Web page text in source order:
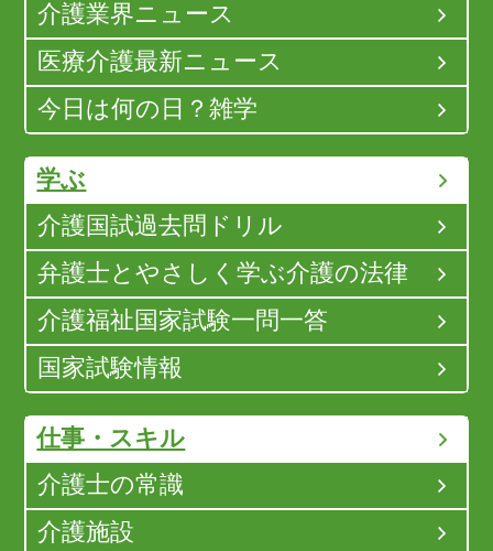
介護業界ニュース
医療介護最新ニュース
今日は何の日？雑学
学ぶ
介護国試過去問ドリル
弁護士とやさしく学ぶ介護の法律
介護福祉国家試験一問一答
国家試験情報
仕事・スキル
介護士の常識
介護施設